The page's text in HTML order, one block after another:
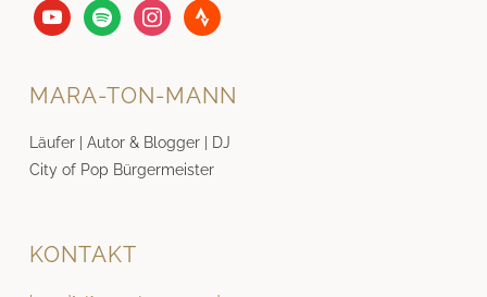
youtubespotify instagramstrava
MARA-TON-MANN
Läufer | Autor & Blogger | DJ
City of Pop Bürgermeister
KONTAKT